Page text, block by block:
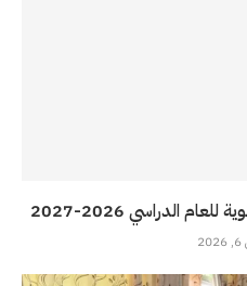
الدراسي 2026-2027